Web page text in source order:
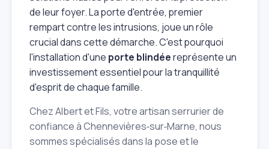
de leur foyer. La porte d'entrée, premier
rempart contre les intrusions, joue un rôle
crucial dans cette démarche. C'est pourquoi
l'installation d'une porte blindéereprésente un
investissement essentiel pour la tranquillité
d'esprit de chaque famille.
Chez Albert et Fils, votre artisan serrurier de
confiance à Chennevières‑sur‑Marne, nous
sommes spécialisés dans la pose et le